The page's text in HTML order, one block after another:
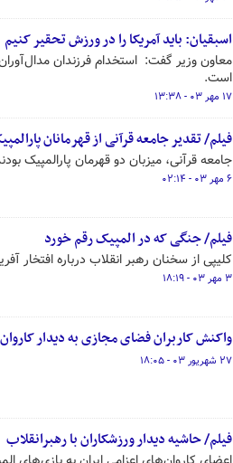
اسبقیان: باید آمریکا را در ورزش تحقیر کنیم
معاون وزیر گفت: استخدام فرزندان
است.
۱۷ مهر ۰۳ - ۱۳:۳۸
فیلم/ تقدیر جامعه قرآنی از قهرمانان
جامعه قرآنی، میزبان دو قهرمان پارالمپیک
۶ مهر ۰۳ - ۰۲:۱۴
فیلم/ جنگی که در المپیک رقم خورد
کلیپی از سخنان رهبر انقلاب درباره افتخار
۳ مهر ۰۳ - ۱۸:۱۹
واکنش کاربران فضای مجازی به دیدار
۲۷ شهریور ۰۳ - ۱۸:۰۵
فیلم/ حاشیه دیدار ورزشکاران با رهبرانقلاب